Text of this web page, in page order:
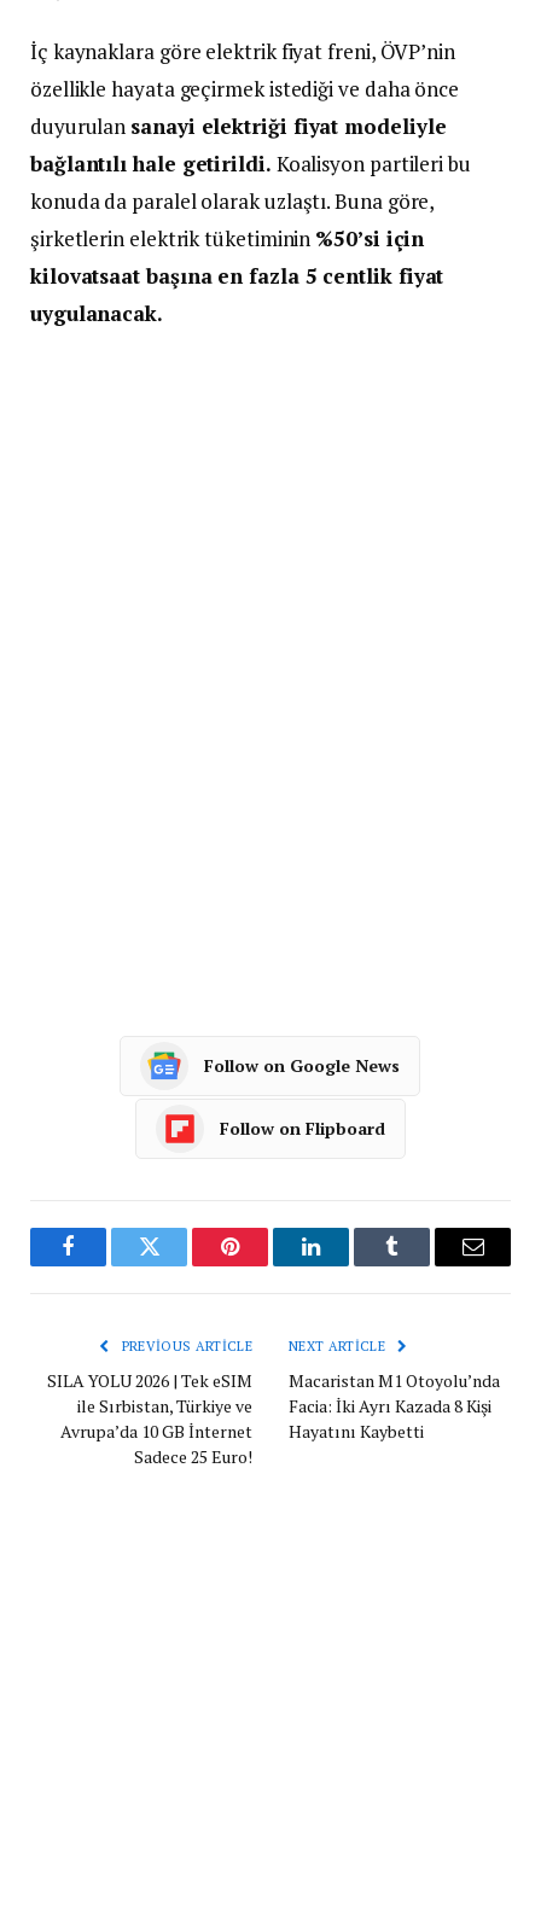
İç kaynaklara göre elektrik fiyat freni, ÖVP’nin
özellikle hayata geçirmek istediği ve daha önce
duyurulan sanayi elektriği fiyat modeliyle
bağlantılı hale getirildi. Koalisyon partileri bu
konuda da paralel olarak uzlaştı. Buna göre,
şirketlerin elektrik tüketiminin %50’si için
kilovatsaat başına en fazla 5 centlik fiyat
uygulanacak.
Follow on Google News
Follow on Flipboard
FacebookTwitter Pinterest LinkedInTumblr Email
PREVIOUS ARTICLE
SILA YOLU 2026 | Tek eSIM
ile Sırbistan, Türkiye ve
Avrupa’da 10 GB İnternet
Sadece 25 Euro!
NEXT ARTICLE
Macaristan M1 Otoyolu’nda
Facia: İki Ayrı Kazada 8 Kişi
Hayatını Kaybetti